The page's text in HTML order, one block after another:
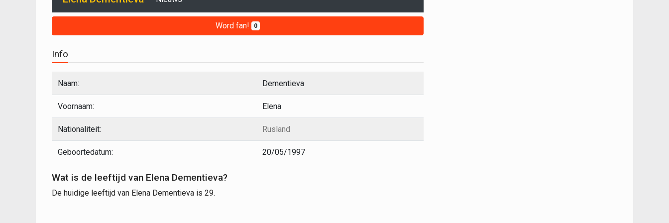
Word fan! 0
Info
Naam: Dementieva
Voornaam: Elena
Nationaliteit: Rusland
Geboortedatum: 20/05/1997
Wat is de leeftijd van Elena Dementieva?
De huidige leeftijd van Elena Dementieva is 29.